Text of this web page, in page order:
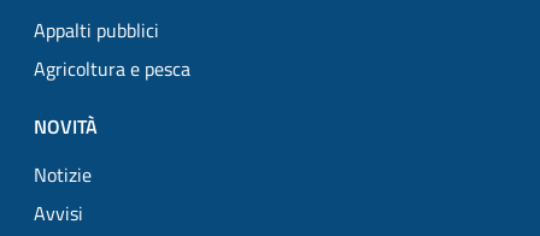
Appalti pubblici
Agricoltura e pesca
NOVITÀ
Notizie
Avvisi